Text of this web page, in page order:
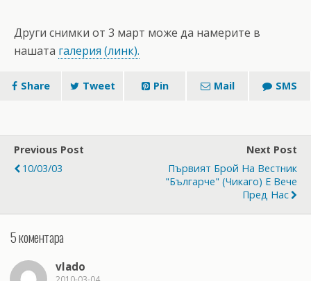
Други снимки от 3 март може да намерите в
нашата галерия (линк).
Share Tweet Pin Mail SMS
Previous Post
10/03/03
Next Post
Първият Брой На Вестник
"Българче" (Чикаго) Е Вече
Пред Нас
5 коментара
vlado